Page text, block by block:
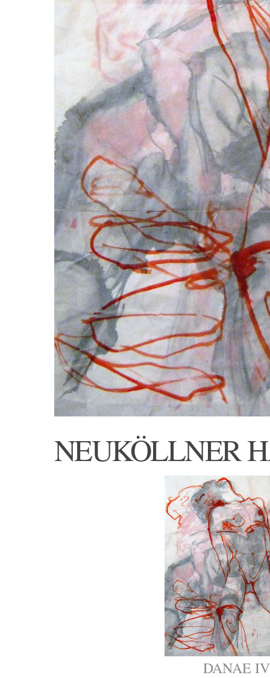
NEUKÖLLNER
DANAE IV